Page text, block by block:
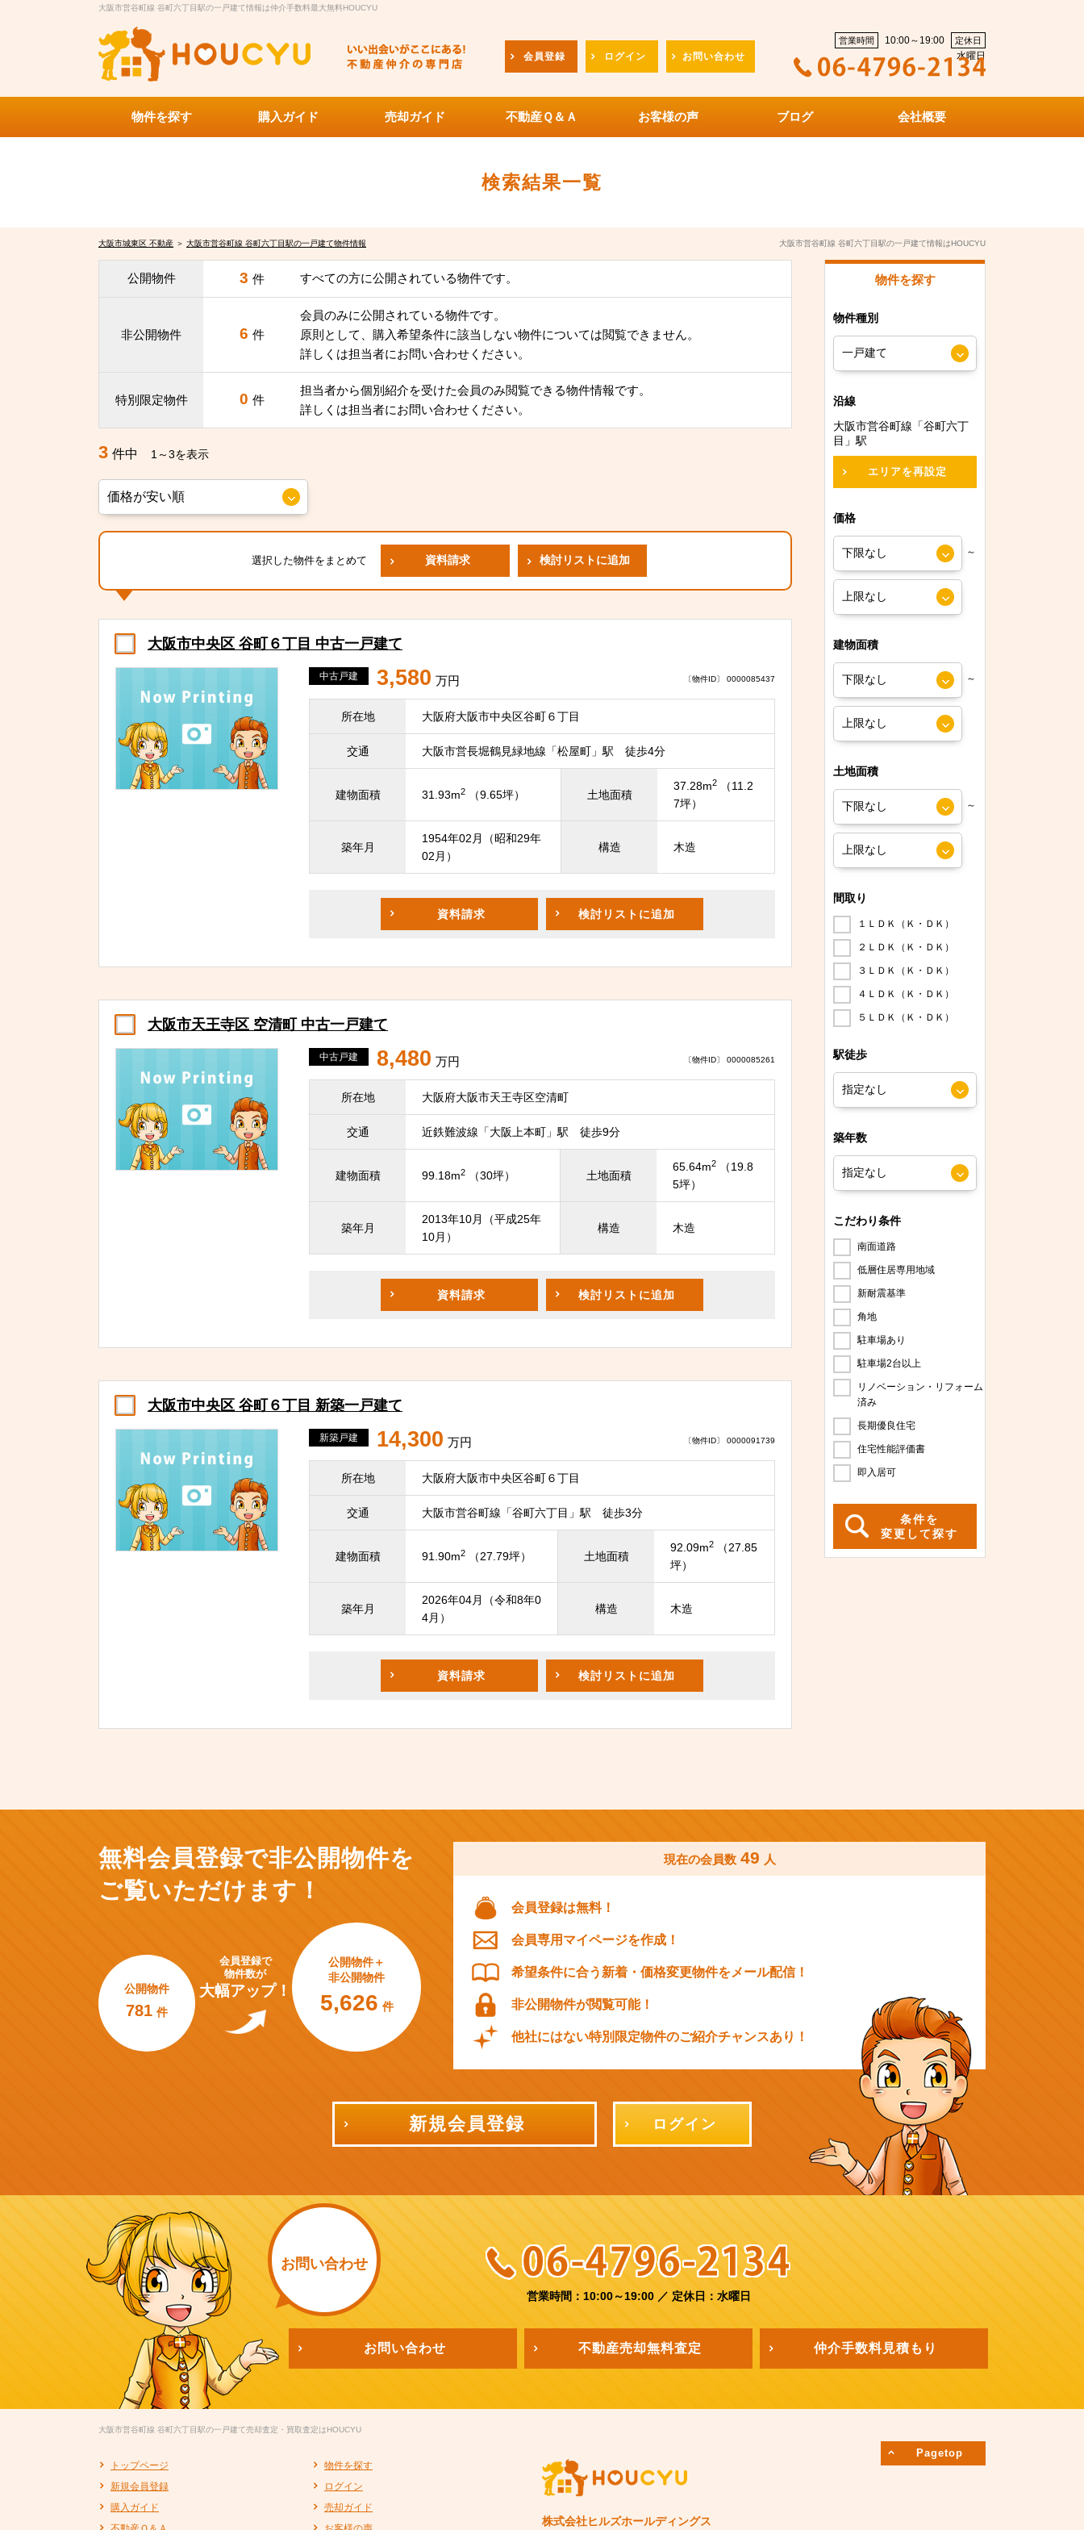
大阪市営谷町線 谷町六丁目駅の一戸建て情報は仲介手数料最大無料HOUCYU
会員登録 ログイン お問い合わせ
営業時間 10:00～19:00 定休日
水曜日
物件を探す 購入ガイド 売却ガイド 不動産Ｑ＆Ａ お客様の声 ブログ 会社概要
検索結果一覧
大阪市城東区 不動産 ＞ 大阪市営谷町線 谷町六丁目駅の一戸建て物件情報 大阪市営谷町線 谷町六丁目駅の一戸建て情報はHOUCYU
公開物件 3 件 すべての方に公開されている物件です。
非公開物件 6 件
会員のみに公開されている物件です。
原則として、購入希望条件に該当しない物件については閲覧できません。
詳しくは担当者にお問い合わせください。
特別限定物件 0 件
担当者から個別紹介を受けた会員のみ閲覧できる物件情報です。
詳しくは担当者にお問い合わせください。
3 件中 1～3を表示
選択した物件をまとめて 資料請求 検討リストに追加
大阪市中央区 谷町６丁目 中古一戸建て
〔物件ID〕 0000085437
中古戸建 3,580 万円
所在地 大阪府大阪市中央区谷町６丁目
交通 大阪市営長堀鶴見緑地線「松屋町」駅 徒歩4分
建物面積 31.93m2 （9.65坪） 土地面積
37.28m2
（11.2
7坪）
築年月
1954年02月（昭和29年
02月）
構造 木造
資料請求 検討リスト に追加
大阪市天王寺区 空清町 中古一戸建て
〔物件ID〕 0000085261
中古戸建 8,480 万円
所在地 大阪府大阪市天王寺区空清町
交通 近鉄難波線「大阪上本町」駅 徒歩9分
建物面積 99.18m2 （30坪） 土地面積
65.64m2
（19.8
5坪）
築年月
2013年10月（平成25年
10月）
構造 木造
資料請求 検討リスト に追加
大阪市中央区 谷町６丁目 新築一戸建て
〔物件ID〕 0000091739
新築戸建 14,300 万円
所在地 大阪府大阪市中央区谷町６丁目
交通 大阪市営谷町線「谷町六丁目」駅 徒歩3分
建物面積 91.90m2 （27.79坪） 土地面積
92.09m2
（27.85
坪）
築年月
2026年04月（令和8年0
4月）
構造 木造
資料請求 検討リスト に追加
物件を探す
物件種別
沿線
大阪市営谷町線「谷町六丁
目」駅
エリアを再設定
価格
～
建物面積
～
土地面積
～
間取り
１ＬＤＫ（Ｋ・ＤＫ）
２ＬＤＫ（Ｋ・ＤＫ）
３ＬＤＫ（Ｋ・ＤＫ）
４ＬＤＫ（Ｋ・ＤＫ）
５ＬＤＫ（Ｋ・ＤＫ）
駅徒歩
築年数
こだわり条件
南面道路
低層住居専用地域
新耐震基準
角地
駐車場あり
駐車場2台以上
リノベーション・リフォーム
済み
長期優良住宅
住宅性能評価書
即入居可
条件を
変更して探す
無料会員登録で非公開物件を
ご覧いただけます！
会員登録で
物件数が
大幅アップ！
公開物件
781 件
公開物件＋
非公開物件
5,626 件
現在の会員数 49 人
会員登録は無料！
会員専用マイページを作成！
希望条件に合う新着・価格変更物件をメール配信！
非公開物件が閲覧可能！
他社にはない特別限定物件のご紹介チャンスあり！
新規会員登録 ログイン
お問い合わせ
営業時間：10:00～19:00 ／ 定休日：水曜日
お問い合わせ 不動産売却無料査定 仲介手数料見積もり
Pagetop
大阪市営谷町線 谷町六丁目駅の一戸建て売却査定・買取査定はHOUCYU
トップページ
物件を探す
新規会員登録
ログイン
購入ガイド
売却ガイド
株式会社ヒルズホールディングス